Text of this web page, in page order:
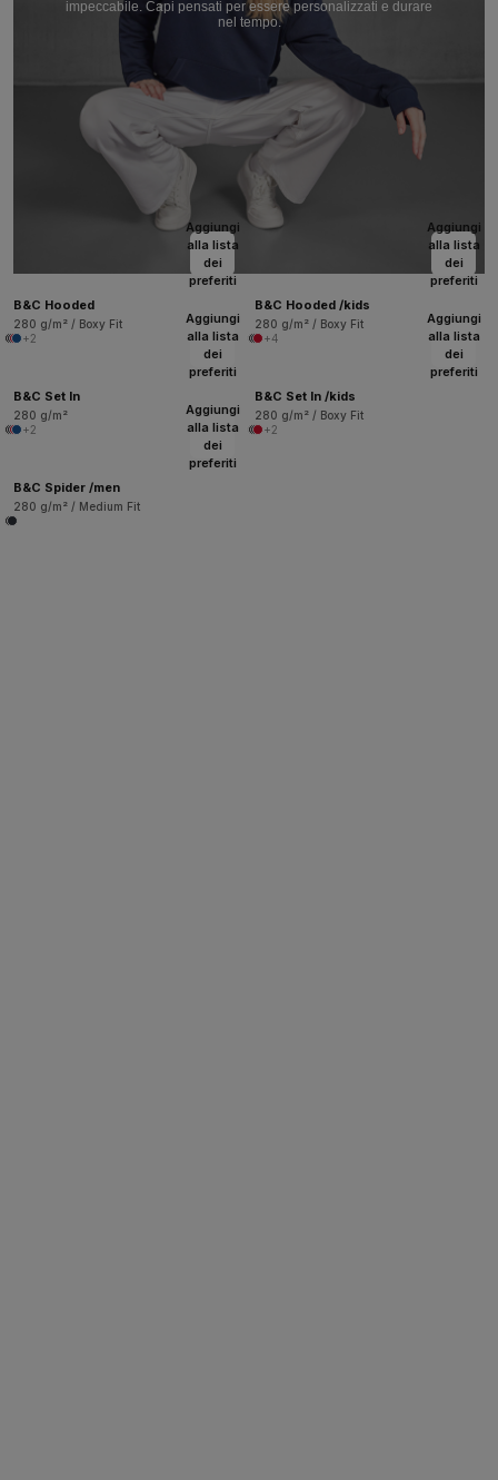
impeccabile. Capi pensati per essere personalizzati e durare
nel tempo.
Aggiungi
alla lista
dei
preferiti
B&C Hooded
280 g/m² / Boxy Fit
+2
Aggiungi
alla lista
dei
preferiti
B&C Hooded /kids
280 g/m² / Boxy Fit
+4
Aggiungi
alla lista
dei
preferiti
B&C Set In
280 g/m²
+2
Aggiungi
alla lista
dei
preferiti
B&C Set In /kids
280 g/m² / Boxy Fit
+2
Aggiungi
alla lista
dei
preferiti
B&C Spider /men
280 g/m² / Medium Fit